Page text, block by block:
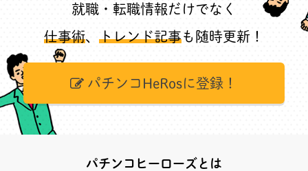
就職・転職情報だけでなく
仕事術、 トレンド記事も随時更新！
パチンコHeRosに登録！
パチンコヒーローズとは